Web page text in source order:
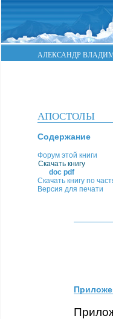
АЛЕКСАНДР
АПОСТОЛЫ
Содержание
Форум этой книги
Скачать книгу
doc pdf
Скачать книгу по
Версия для печати